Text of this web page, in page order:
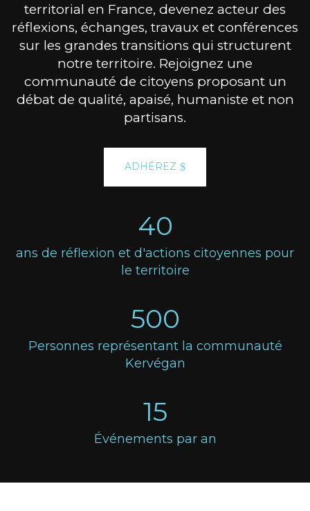
territorial en France, devenez acteur des
réflexions, échanges, travaux et conférences
sur les grandes transitions qui structurent
notre territoire. Rejoignez une
communauté de citoyens proposant un
débat de qualité, apaisé, humaniste et non
partisans.
ADHÉREZ
40
ans de réflexion et d'actions citoyennes pour
le territoire
500
Personnes représentant la communauté
Kervégan
15
Événements par an